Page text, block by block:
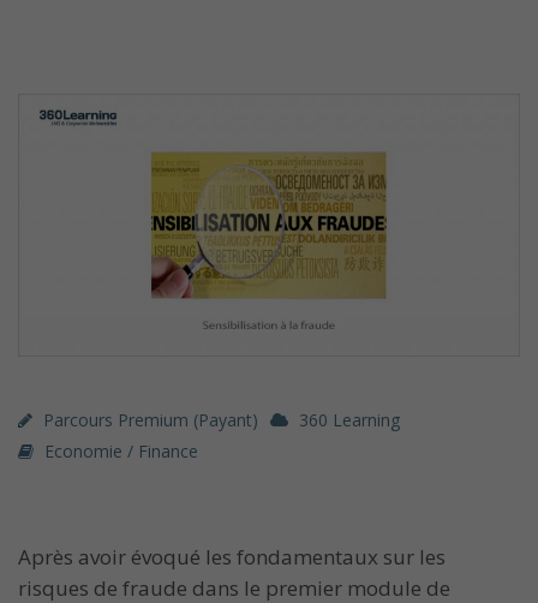
Parcours Premium (payant)
360 Learning
Economie / Finance
Après avoir évoqué les fondamentaux sur les
risques de fraude dans le premier module de